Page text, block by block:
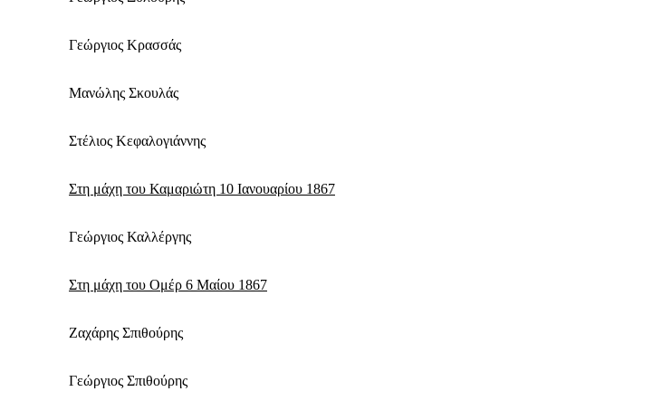
Γεώργιος Κρασσάς
Μανώλης Σκουλάς
Στέλιος Κεφαλογιάννης
Στη μάχη του Καμαριώτη 10 Ιανουαρίου 1867
Γεώργιος Καλλέργης
Στη μάχη του Ομέρ 6 Μαίου 1867
Ζαχάρης Σπιθούρης
Γεώργιος Σπιθούρης